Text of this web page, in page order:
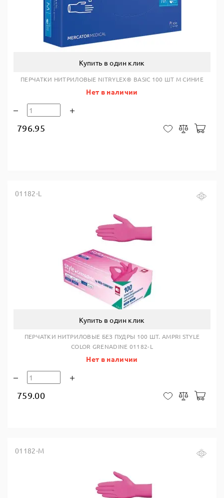
Купить в один клик
ПЕРЧАТКИ НИТРИЛОВЫЕ NITRYLEX® BASIC 100 ШТ M СИНИЕ
Нет в наличии
796.95 В закладки
Сравнить
01182-L
Купить в один клик
ПЕРЧАТКИ НИТРИЛОВЫЕ БЕЗ ПУДРЫ 100 ШТ. AMPRI STYLE
COLOR GRENADINE 01182-L
Нет в наличии
759.00 В закладки
Сравнить
01182-M